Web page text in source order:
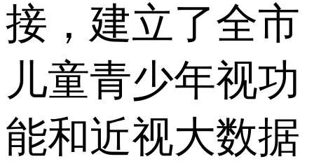
接，建立了全市
儿童青少年视功
能和近视大数据